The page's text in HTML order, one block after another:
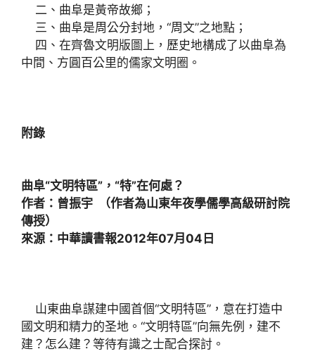
二、曲阜是黃帝故鄉；
三、曲阜是周公分封地，“周文”之地點；
四、在齊魯文明版圖上，歷史地構成了以曲阜為
中間、方圓百公里的儒家文明圈。
附錄
曲阜“文明特區”，“特”在何處？
作者：曾振宇 （作者為山東年夜學儒學高級研討院
傳授）
來源：中華讀書報2012年07月04日
山東曲阜謀建中國首個“文明特區”，意在打造中
國文明和精力的圣地。“文明特區”向無先例，建不
建？怎么建？等待有識之士配合探討。